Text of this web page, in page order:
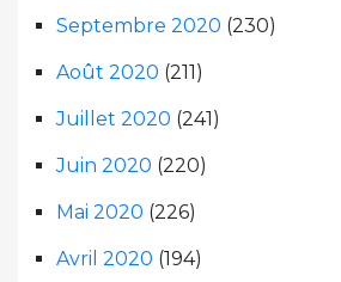
Septembre 2020 (230)
Août 2020 (211)
Juillet 2020 (241)
Juin 2020 (220)
Mai 2020 (226)
Avril 2020 (194)